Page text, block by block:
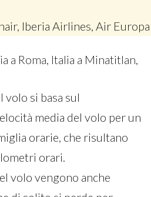
Iberia Airlines, Air Europa
a Roma, Italia a Minatitlan,
volo si basa sul
media del volo per un
orarie, che risultano
orari.
volo vengono anche